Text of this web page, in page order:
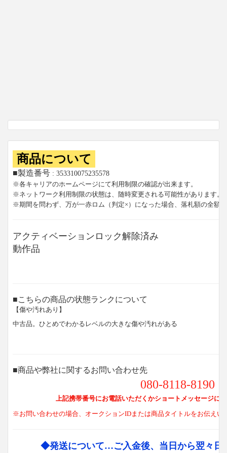
商品について
■製造番号 : 353310075235578
※各キャリアのホームページにて利用制限の確認が出来ます。
※ネットワーク利用制限の状態は、随時変更される可能性があります。
※期間を問わず、万が一赤ロム（判定×）になった場合、落札額の全額
アクティベーションロック解除済み
動作品
■こちらの商品の状態ランクについて
【傷や汚れあり】
中古品。ひとめでわかるレベルの大きな傷や汚れがある
■商品や弊社に関するお問い合わせ先
080-8118-8190
上記携帯番号にお電話いただくかショートメッセージに
※お問い合わせの場合、オークションIDまたは商品タイトルをお伝えい
◆発送について…ご入金後、当日から翌々日